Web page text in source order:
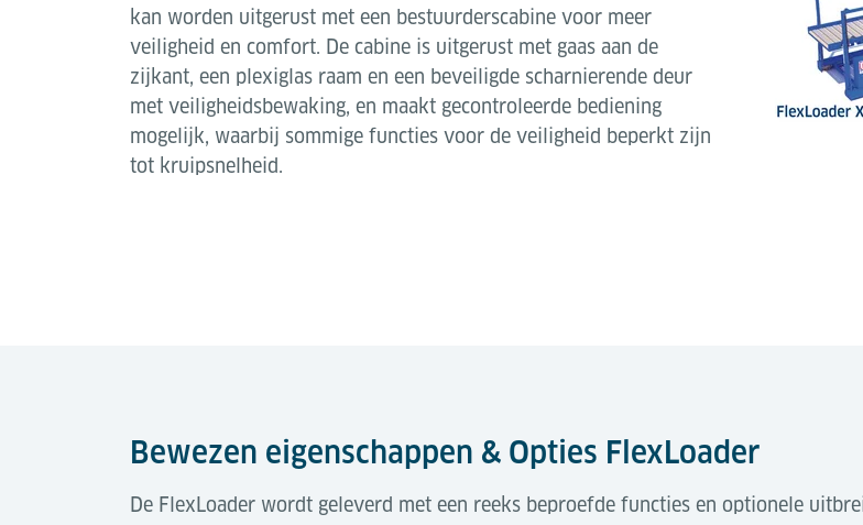
kan worden uitgerust met een bestuurderscabine voor meer
veiligheid en comfort. De cabine is uitgerust met gaas aan de
zijkant, een plexiglas raam en een beveiligde scharnierende deur
met veiligheidsbewaking, en maakt gecontroleerde bediening
mogelijk, waarbij sommige functies voor de veiligheid beperkt zijn
tot kruipsnelheid.
Bewezen eigenschappen & Opties FlexLoader
De FlexLoader wordt geleverd met een reeks beproefde functies en optionele